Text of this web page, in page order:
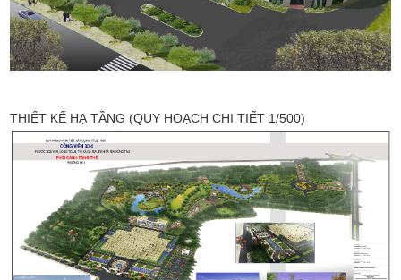
THIẾT KẾ HẠ TẦNG (QUY HOẠCH CHI TIẾT 1/500)